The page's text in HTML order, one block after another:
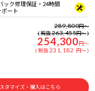
ック修理保証・24時間
ポート
289,800円～
税抜263,455円～
254,300円～
税抜231,182 円～
タマイズ・購入はこちら